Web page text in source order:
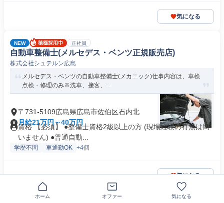
気になる
NEW 正社員
自動車整備士(メルセデス・ベンツ正規販売店)
株式会社シュテルン広島
メルセデス・ベンツの自動車整備士(メカニック)仕事内容は、車検
点検・修理のみ※洗車、接客、...
〒731-5109広島県広島市佐伯区石内北
月給21万円～40万円
資格 【必須】 ●整備士資格2級以上の方 (現場経験の有無は問
いません) ●普通自動...
学歴不問 車通勤OK +4個
気になる
ホーム オファー 気になる